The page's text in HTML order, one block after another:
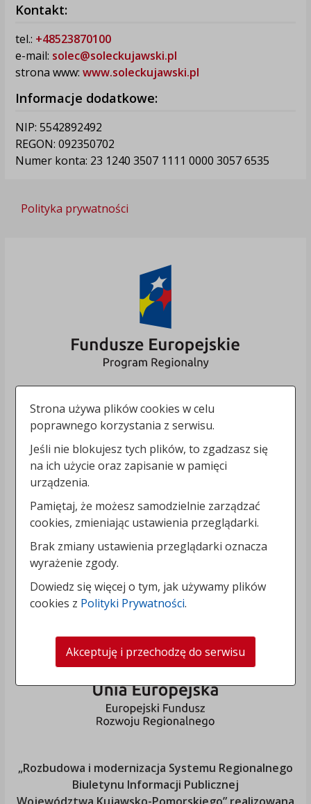
Kontakt:
tel.: +48523870100
e-mail: solec@soleckujawski.pl
strona www: www.soleckujawski.pl
Informacje dodatkowe:
NIP: 5542892492
REGON: 092350702
Numer konta: 23 1240 3507 1111 0000 3057 6535
Polityka prywatności
„Rozbudowa i modernizacja Systemu Regionalnego
Biuletynu Informacji Publicznej
Strona używa plików cookies w celu
poprawnego korzystania z serwisu.
Jeśli nie blokujesz tych plików, to zgadzasz się
na ich użycie oraz zapisanie w pamięci
urządzenia.
Pamiętaj, że możesz samodzielnie zarządzać
cookies, zmieniając ustawienia przeglądarki.
Brak zmiany ustawienia przeglądarki oznacza
wyrażenie zgody.
Dowiedz się więcej o tym, jak używamy plików
cookies z Polityki Prywatności.
Akceptuję i przechodzę do serwisu